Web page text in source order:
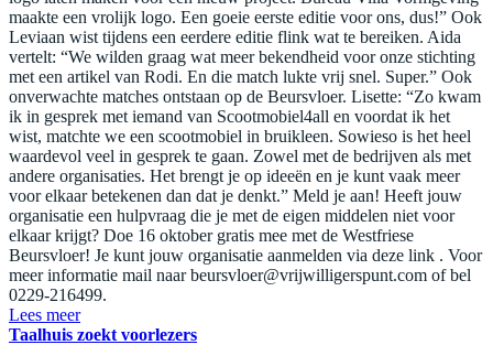
maakte een vrolijk logo. Een goeie eerste editie voor ons, dus!” Ook
Leviaan wist tijdens een eerdere editie flink wat te bereiken. Aida
vertelt: “We wilden graag wat meer bekendheid voor onze stichting
met een artikel van Rodi. En die match lukte vrij snel. Super.” Ook
onverwachte matches ontstaan op de Beursvloer. Lisette: “Zo kwam
ik in gesprek met iemand van Scootmobiel4all en voordat ik het
wist, matchte we een scootmobiel in bruikleen. Sowieso is het heel
waardevol veel in gesprek te gaan. Zowel met de bedrijven als met
andere organisaties. Het brengt je op ideeën en je kunt vaak meer
voor elkaar betekenen dan dat je denkt.” Meld je aan! Heeft jouw
organisatie een hulpvraag die je met de eigen middelen niet voor
elkaar krijgt? Doe 16 oktober gratis mee met de Westfriese
Beursvloer! Je kunt jouw organisatie aanmelden via deze link . Voor
meer informatie mail naarbeursvloer@vrijwilligerspunt.com of bel
0229-216499.
Lees meer
Taalhuis zoekt voorlezers